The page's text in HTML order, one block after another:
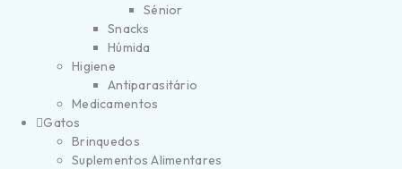
Sénior
Snacks
Húmida
Higiene
Antiparasitário
Medicamentos
Gatos
Brinquedos
Suplementos Alimentares